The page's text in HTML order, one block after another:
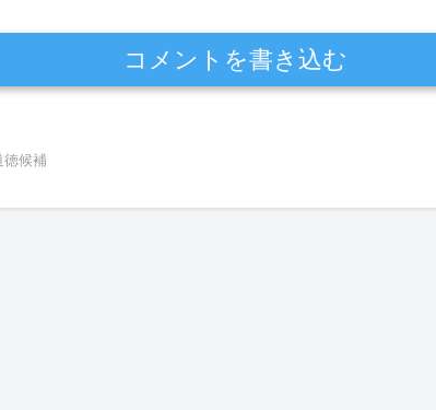
コメントを書き込む
徳候補